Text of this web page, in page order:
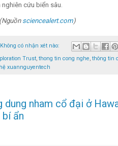
cứu biển sâu.
(Nguồn sciencealert.com)
Không có nhận xét nào:
Trust thong tin cong nghe thông tin
xuannguyentech
dung nham cổ đại ở
bí ẩn